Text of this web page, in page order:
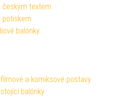
českým textem
potiskem
balónky
a komiksové postavy
balónky